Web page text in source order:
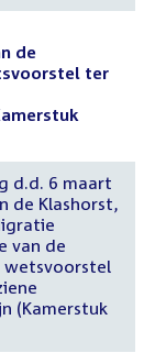
de
ter
d.d. 6 maart
de Klashorst,
van de
wetsvoorstel
(Kamerstuk